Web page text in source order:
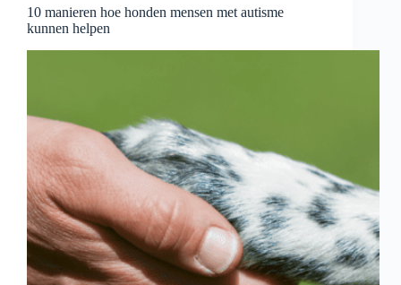
10 manieren hoe honden mensen met autisme
kunnen helpen